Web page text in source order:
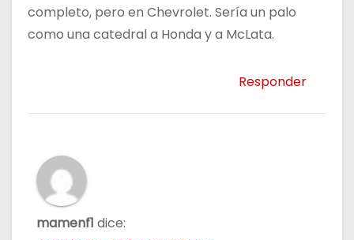
completo, pero en Chevrolet. Sería un palo
como una catedral a Honda y a McLata.
Responder
mamenf1 dice: